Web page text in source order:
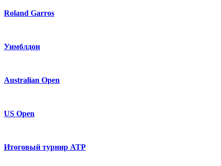
Roland Garros
Уимблдон
Australian Open
US Open
Итоговый турнир ATP